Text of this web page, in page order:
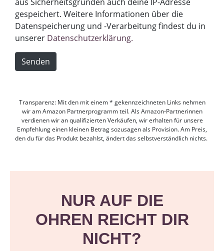
gespeichert. Weitere Informationen über die
Datenspeicherung und -Verarbeitung findest du in
unserer Datenschutzerklärung.
Senden
Transparenz: Mit den mit einem * gekennzeichneten Links nehmen
wir am Amazon Partnerprogramm teil. Als Amazon-Partnerinnen
verdienen wir an qualifizierten Verkäufen, wir erhalten für unsere
Empfehlung einen kleinen Betrag sozusagen als Provision. Am Preis,
den du für das Produkt bezahlst, ändert das selbstverständlich nichts.
NUR AUF DIE
OHREN REICHT DIR
NICHT?